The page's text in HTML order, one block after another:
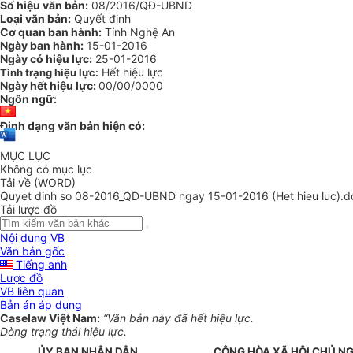
Số hiệu văn bản: 08/2016/QĐ-UBND
Loại văn bản: Quyết định
Cơ quan ban hành: Tỉnh Nghệ An
Ngày ban hành: 15-01-2016
Ngày có hiệu lực: 25-01-2016
Tình trạng hiệu lực: Hết hiệu lực
Ngày hết hiệu lực:00/00/0000
Ngôn ngữ:
Định dạng văn bản hiện có:
MỤC LỤC
Không có mục lục
Tải về (WORD)
Quyet dinh so 08-2016_QD-UBND ngay 15-01-2016 (Het hieu
Tải lược đồ
Nội dung VB
Văn bản gốc
Tiếng anh
Lược đồ
VB liên quan
Bản án áp dụng
Caselaw Việt Nam: “Văn bản này đã hết hiệu lực.
Dòng trạng thái hiệu lực.